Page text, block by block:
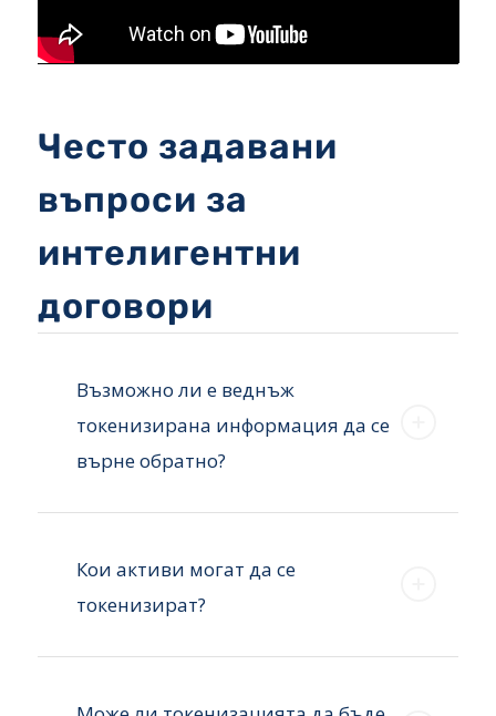
Често задавани
въпроси за
интелигентни
договори
Възможно ли е веднъж
токенизирана информация да се
върне обратно?
Кои активи могат да се
токенизират?